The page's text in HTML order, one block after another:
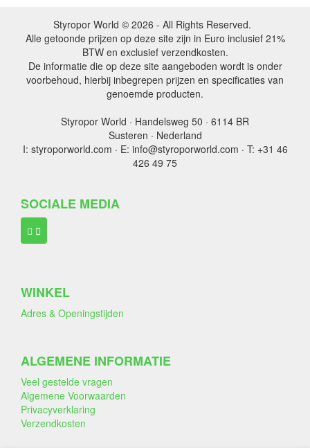
Styropor World © 2026 - All Rights Reserved.
Alle getoonde prijzen op deze site zijn in Euro inclusief 21%
BTW en exclusief verzendkosten.
De informatie die op deze site aangeboden wordt is onder
voorbehoud, hierbij inbegrepen prijzen en specificaties van
genoemde producten.
Styropor World · Handelsweg 50 · 6114 BR
Susteren · Nederland
I: styroporworld.com · E: info@styroporworld.com · T: +31 46
426 49 75
SOCIALE MEDIA
WINKEL
Adres & Openingstijden
ALGEMENE INFORMATIE
Veel gestelde vragen
Algemene Voorwaarden
Privacyverklaring
Verzendkosten